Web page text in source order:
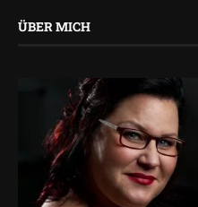
ÜBER MICH